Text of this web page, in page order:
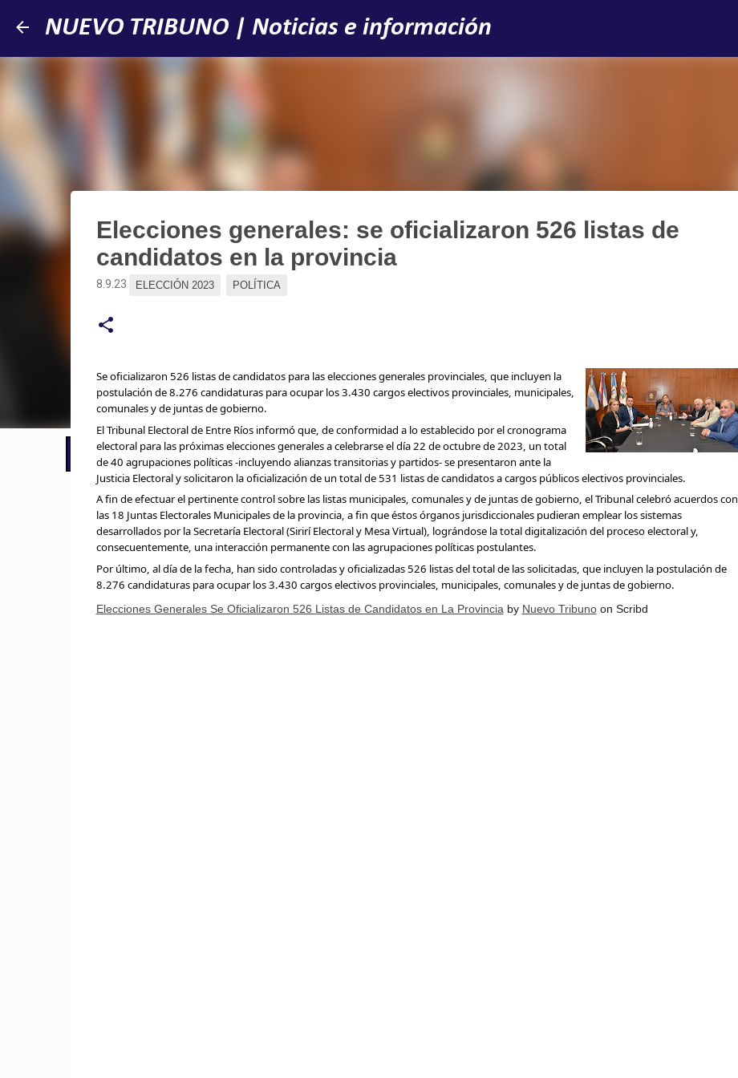
Ir al contenido principal
NUEVO TRIBUNO | Noticias e información
📢 LO ÚLTIMO El Gobierno postergó la reunión paritaria con estatales
Elecciones generales: se oficializaron 526 listas de
candidatos en la provincia
8.9.23 ELECCIÓN 2023 POLÍTICA
Se oficializaron 526 listas de candidatos para las elecciones generales provinciales, que incluyen la
postulación de 8.276 candidaturas para ocupar los 3.430 cargos electivos provinciales, municipales,
comunales y de juntas de gobierno.
El Tribunal Electoral de Entre Ríos informó que, de conformidad a lo establecido por el cronograma
electoral para las próximas elecciones generales a celebrarse el día 22 de octubre de 2023, un total
de 40 agrupaciones políticas -incluyendo alianzas transitorias y partidos- se presentaron ante la
Justicia Electoral y solicitaron la oficialización de un total de 531 listas de candidatos a cargos públicos electivos provinciales.
A fin de efectuar el pertinente control sobre las listas municipales, comunales y de juntas de gobierno, el Tribunal celebró acuerdos con
las 18 Juntas Electorales Municipales de la provincia, a fin que éstos órganos jurisdiccionales pudieran emplear los sistemas
desarrollados por la Secretaría Electoral (Sirirí Electoral y Mesa Virtual), lográndose la total digitalización del proceso electoral y,
consecuentemente, una interacción permanente con las agrupaciones políticas postulantes.
Por último, al día de la fecha, han sido controladas y oficializadas 526 listas del total de las solicitadas, que incluyen la postulación de
8.276 candidaturas para ocupar los 3.430 cargos electivos provinciales, municipales, comunales y de juntas de gobierno.
Elecciones Generales Se Oficializaron 526 Listas de Candidatos en La Provincia by Nuevo Tribunoon Scribd